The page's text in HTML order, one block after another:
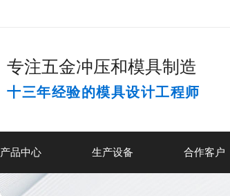
专注五金冲压和模具制造
十三年经验的模具设计工程师
产品中心 生产设备 合作客户